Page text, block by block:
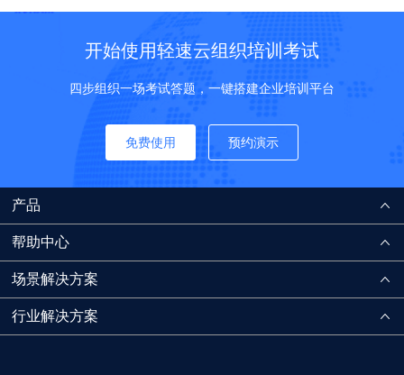
开始使用轻速云组织培训考试
四步组织一场考试答题，一键搭建企业培训平台
免费使用 预约演示
产品
帮助中心
场景解决方案
行业解决方案